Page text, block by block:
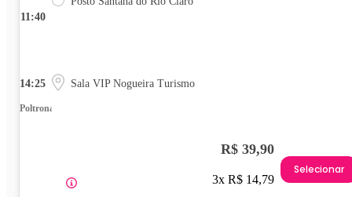
11:40
14:25 Sala VIP Nogueira Turismo
Poltrona
R$ 39,90
3x R$ 14,79
Selecionar